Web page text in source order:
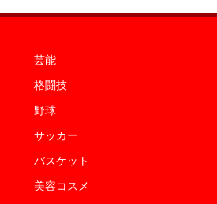
芸能
格闘技
野球
サッカー
バスケット
美容コスメ